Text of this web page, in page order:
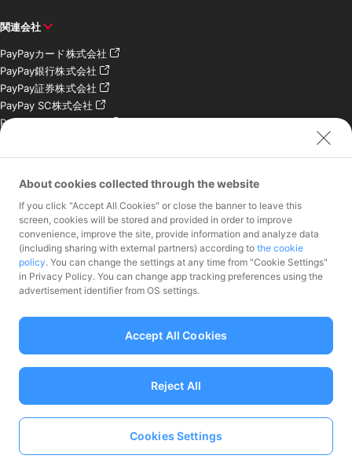
関連会社
PayPayカード株式会社
PayPay銀行株式会社
PayPay証券株式会社
PayPay SC株式会社
PayPay India Pvt. Ltd.
会社
お問い合わせ
加盟店様専用お問い合わ
報道関係者様専用お問い
合わせ
株主・投資家様専用お問
資金移動業者 関東財務局長第00068号、前払式支払手段（第三者型）発行
About cookies collected through the website
If you click "Accept All Cookies" or close the banner to leave this
screen, cookies will be stored and provided in order to improve
convenience, improve the site, provide information and analyze data
(including sharing with external partners) according to the cookie
policy. You can change the settings at any time from "Cookie Settings"
in Privacy Policy. You can change app tracking preferences using the
advertisement identifier from OS settings.
Cookies Settings
Reject All
Accept All Cookies